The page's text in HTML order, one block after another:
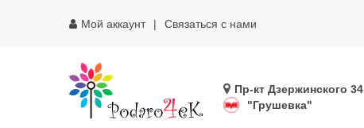
Мой аккаунт Связаться с нами
Пр-кт Дзержинского 34
"Грушевка"